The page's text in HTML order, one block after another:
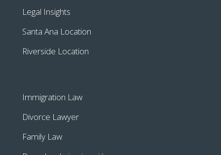
Legal Insights
Santa Ana Location
Riverside Location
Immigration Law
Divorce Lawyer
Family Law